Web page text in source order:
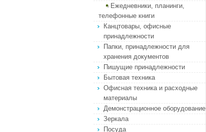
Ежедневники, планинги,
телефонные книги
Канцтовары, офисные
принадлежности
Папки, принадлежности для
хранения документов
Пишущие принадлежности
Бытовая техника
Офисная техника и расходные
материалы
Демонстрационное оборудование
Зеркала
Посуда